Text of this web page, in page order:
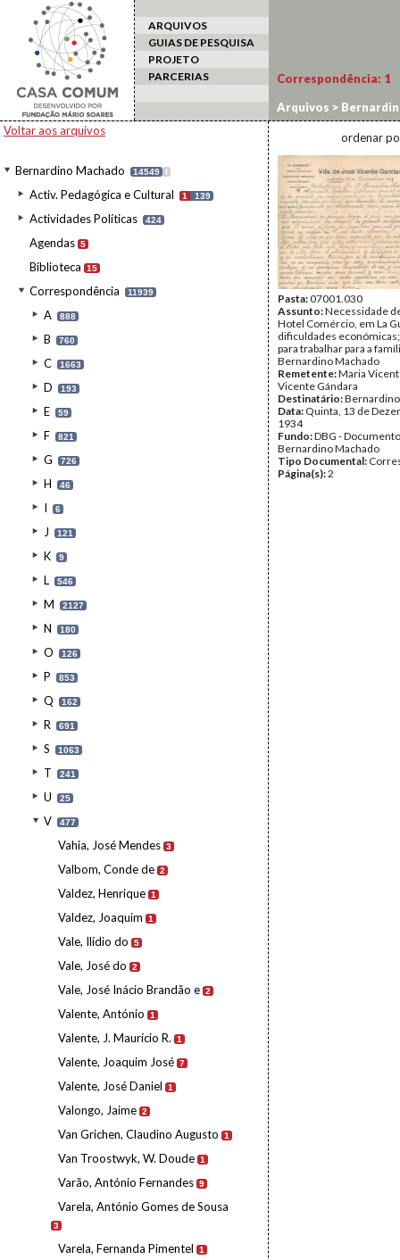
ARQUIVOS
GUIAS DE PESQUISA
PROJETO
PARCERIAS
Voltar aos arquivos
Bernardino Machado 14549 I
Activ. Pedagógica e Cultural 1 139
Actividades Políticas 424
Agendas 5
Biblioteca 15
Correspondência 11939
A 888
B 760
C 1663
D 193
E 59
F 821
G 726
H 46
I 6
J 121
K 9
L 546
M 2127
N 180
O 126
P 853
Q 162
R 691
S 1063
T 241
U 25
V 477
Vahia, José Mendes 3
Valbom, Conde de 2
Valdez, Henrique 1
Valdez, Joaquim 1
Vale, Ilídio do 5
Vale, José do 2
Vale, José Inácio Brandão e 2
Valente, António 1
Valente, J. Maurício R. 1
Valente, Joaquim José 7
Valente, José Daniel 1
Valongo, Jaime 2
Van Grichen, Claudino Augusto 1
Van Troostwyk, W. Doude 1
Varão, António Fernandes 9
Varela, António Gomes de Sousa
3
Varela, Fernanda Pimentel 1
Correspondência: 1
Arquivos >
ordenar
Pasta:07001.030
Assunto:Necessidade
Hotel Comércio, em La
dificuldades
para trabalhar para a
Bernardino Machado
Remetente:Maria
Vicente Gándara
Destinatário:
Data: Quinta, 13 de
1934
Fundo:DBG -
Bernardino Machado
Tipo Documental:
Página(s):2